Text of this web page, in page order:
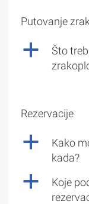
Putovanje
a
Što
Rezervacije
a
Kako
kada?
a
Koje